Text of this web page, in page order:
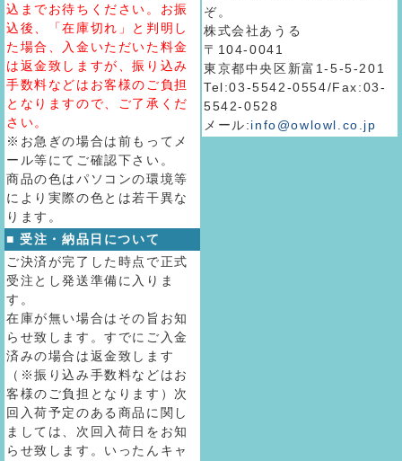
込までお待ちください。お振
込後、「在庫切れ」と判明し
た場合、入金いただいた料金
は返金致しますが、振り込み
手数料などはお客様のご負担
となりますので、ご了承くだ
さい。
※お急ぎの場合は前もってメ
ール等にてご確認下さい。
商品の色はパソコンの環境等
により実際の色とは若干異な
ります。
■ 受注・納品日について
ご決済が完了した時点で正式
受注とし発送準備に入りま
す。
在庫が無い場合はその旨お知
らせ致します。すでにご入金
済みの場合は返金致します
（※振り込み手数料などはお
客様のご負担となります）次
回入荷予定のある商品に関し
ましては、次回入荷日をお知
らせ致します。いったんキャ
ぞ。
株式会社あうる
〒104-0041
東京都中央区新富1-5-5-201
Tel:03-5542-0554/Fax:03-
5542-0528
メール:info@owlowl.co.jp